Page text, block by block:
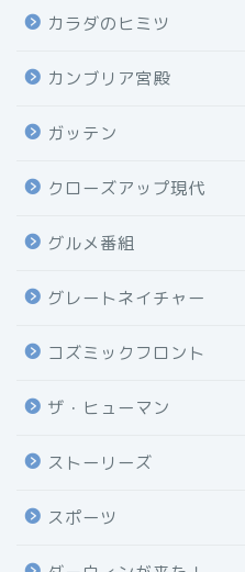
カラダのヒミツ
カンブリア宮殿
ガッテン
クローズアップ現代
グルメ番組
グレートネイチャー
コズミックフロント
ザ・ヒューマン
ストーリーズ
スポーツ